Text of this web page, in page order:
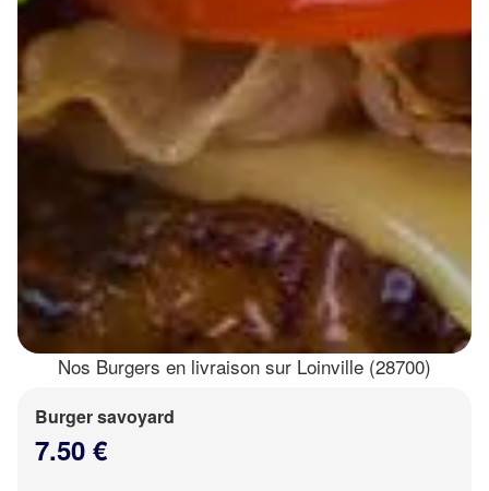
Nos Burgers en livraison sur Loinville (28700)
Burger savoyard
7.50 €